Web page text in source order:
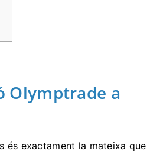
Olymptrade a
exactament la mateixa que